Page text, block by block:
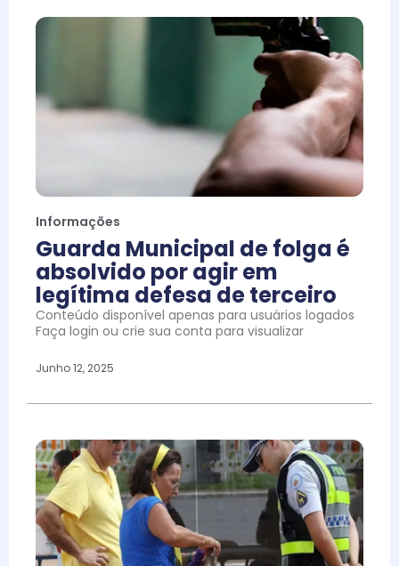
Informações
Guarda Municipal de folga é
absolvido por agir em
legítima defesa de terceiro
Conteúdo disponível apenas para usuários logados
Faça login ou crie sua conta para visualizar
Junho 12, 2025